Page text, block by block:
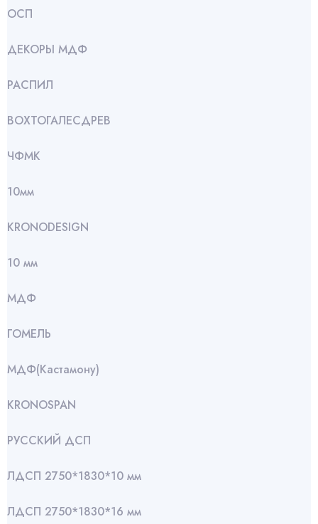
ОСП
ДЕКОРЫ МДФ
РАСПИЛ
ВОХТОГАЛЕСДРЕВ
ЧФМК
10мм
KRONODESIGN
10 мм
МДФ
ГОМЕЛЬ
МДФ(Кастамону)
KRONOSPAN
РУССКИЙ ДСП
ЛДСП 2750*1830*10 мм
ЛДСП 2750*1830*16 мм